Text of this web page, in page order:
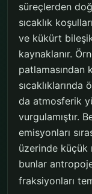
süreçlerden
sıcaklık
ve kükürt
kaynaklanır.
patlamasından
sıcaklıklarında
da atmosferik
vurgulamıştır.
emisyonları
üzerinde küçük
bunlar
fraksiyonları